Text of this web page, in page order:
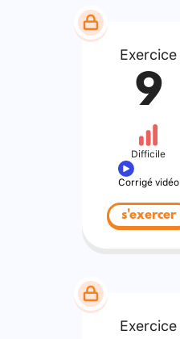
Exercice
9
Difficile
Corrigé vidéo
s'exercer
Exercice